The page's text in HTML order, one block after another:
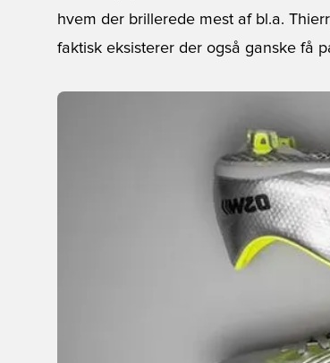
hvem der brillerede mest af bl.a.
faktisk eksisterer der også ganske få